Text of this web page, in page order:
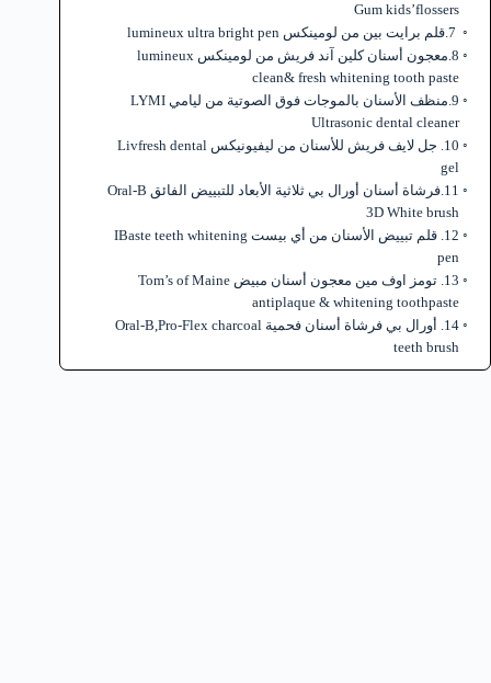
Gum kids’flossers
8.معجون أسنان كلين آند فريش من لومينكس lumineux
clean& fresh whitening tooth paste
9.منظف الأسنان بالموجات فوق الصوتية من ليامي LYMI
Ultrasonic dental cleaner
10. جل لايف فريش للأسنان من ليفيونيكس Livfresh dental
gel
11.فرشاة أسنان أورال بي ثلاثية الأبعاد للتبييض الفائق Oral-B
3D White brush
12. قلم تبييض الأسنان من أي بيست IBaste teeth whitening
pen
13. تومز اوف مين معجون أسنان مبيض Tom’s of Maine
antiplaque & whitening toothpaste
14. أورال بي فرشاة أسنان فحمية Oral-B,Pro-Flex charcoal
teeth brush